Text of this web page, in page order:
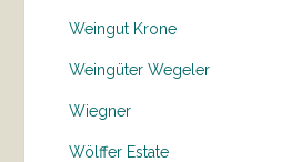
Weingut Krone
Weingüter Wegeler
Wiegner
Wölffer Estate